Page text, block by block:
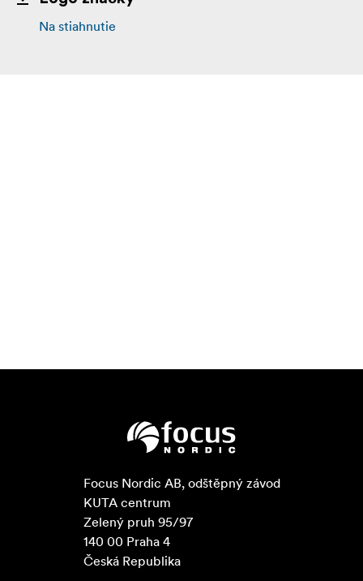
Na stiahnutie
Focus Nordic AB, odštěpný závod
KUTA centrum
Zelený pruh 95/97
140 00 Praha 4
Česká Republika